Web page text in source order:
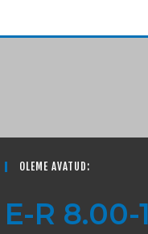
OLEME AVATUD:
E-R 8.00-